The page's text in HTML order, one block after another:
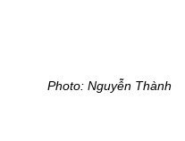
Photo: Nguyễn Thành